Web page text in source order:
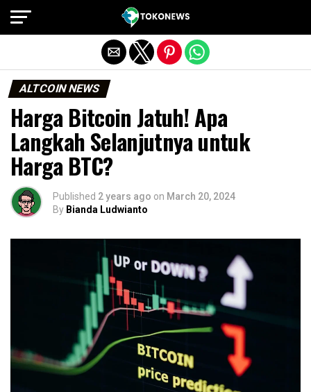
ALTCOIN NEWS
Harga Bitcoin Jatuh! Apa
Langkah Selanjutnya untuk
Harga BTC?
Published 2 years ago on March 20, 2024
By Bianda Ludwianto
Exit mobile version